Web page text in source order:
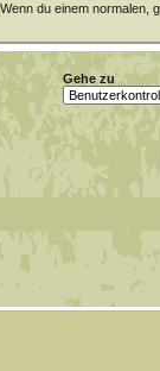
Wenn du einem normalen,
Gehe zu